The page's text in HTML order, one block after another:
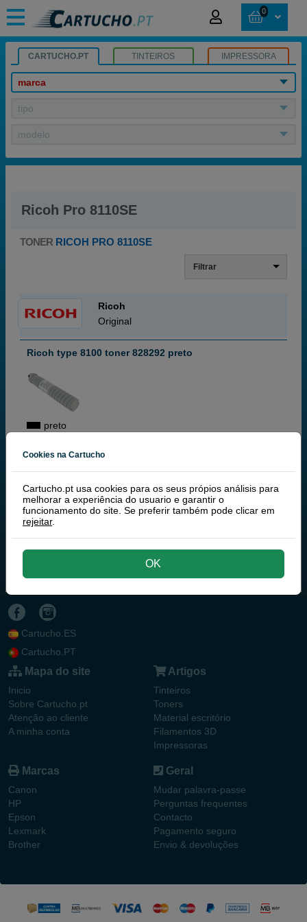
0
CARTUCHO.PT TINTEIROS IMPRESSORA
marca
tipo
modelo
Ricoh Pro 8110SE
TONER RICOH PRO 8110SE
Filtrar
Ricoh
Original
Ricoh type 8100 toner 828292 preto
preto
62,50
50,81 € iva ex
Cartucho.ES
Cartucho.PT
Mapa do site
Inicio
Sobre Cartucho.pt
Atenção ao cliente
A minha conta
Artigos
Tinteiros
Toners
Material escritório
Filamentos 3D
Impressoras
Marcas
Canon
HP
Epson
Lexmark
Brother
Geral
Mudar palavra-passe
Perguntas frequentes
Contacto
Pagamento seguro
Envio & devoluções
Cookies na Cartucho
Cartucho.pt usa cookies para os seus própios análisis para
melhorar a experiência do usuario e garantir o
funcionamento do site. Se preferir também pode clicar em
rejeitar.
OK